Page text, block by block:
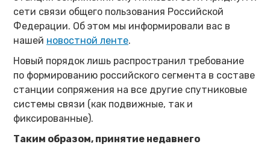
сети связи общего пользования Российской
Федерации. Об этом мы информировали вас в
нашей новостной ленте.
Новый порядок лишь распространил требование
по формированию российского сегмента в составе
станции сопряжения на все другие спутниковые
системы связи (как подвижные, так и
фиксированные).
Таким образом, принятие недавнего